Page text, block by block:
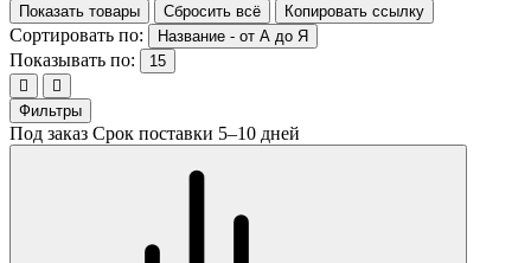
Показать товары
Сбросить всё Копировать ссылку
Сортировать по: Название - от А до Я
Показывать по: 15
Фильтры
Под заказ Срок поставки 5–10 дней